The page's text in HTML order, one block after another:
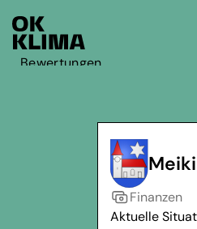
Bewertungen
Finanzen
Aktuelle